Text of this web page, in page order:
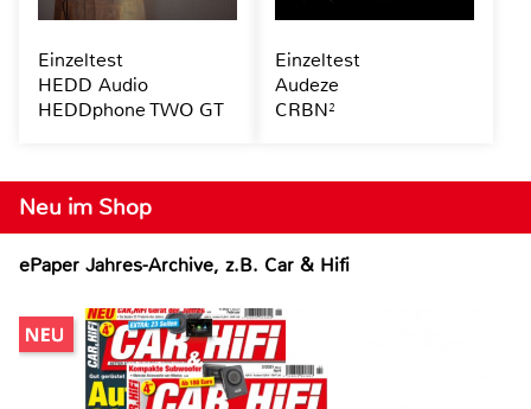
Neu im Shop
ePaper Jahres-Archive, z.B. Car & Hifi
Einzeltest
HEDD Audio
HEDDphone TWO GT
Einzeltest
Audeze
CRBN²